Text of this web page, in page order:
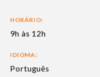
HORÁRIO:
9h às 12h
IDIOMA:
Português